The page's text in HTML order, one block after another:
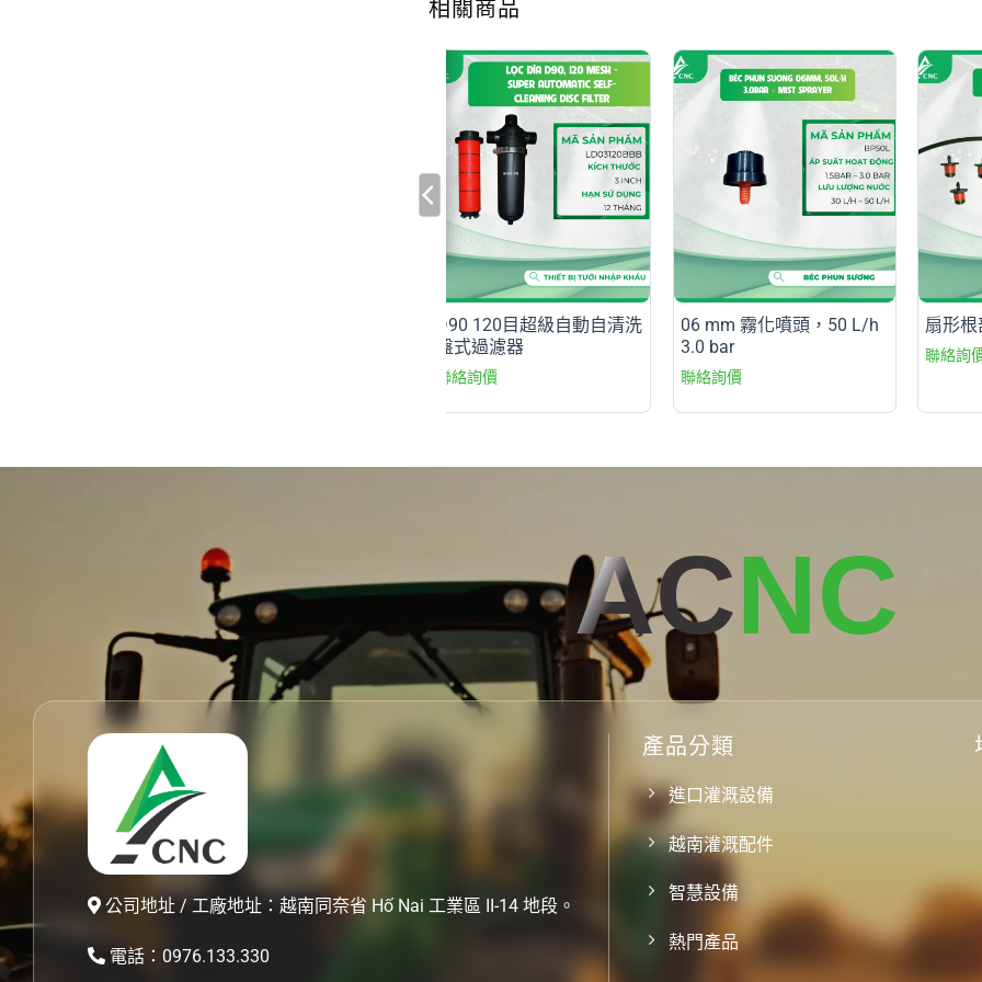
相關商品
D90 120目超級自動自清洗
盤式過濾器
06 mm 霧化噴頭，50 L/h
3.0 bar
扇形
ACNC
公司地址 / 工廠地址：越南同奈省 Hố Nai 工業區 II-14 地段。
電話：0976.133.330
產品分類
進口灌溉設備
越南灌溉配件
智慧設備
熱門產品